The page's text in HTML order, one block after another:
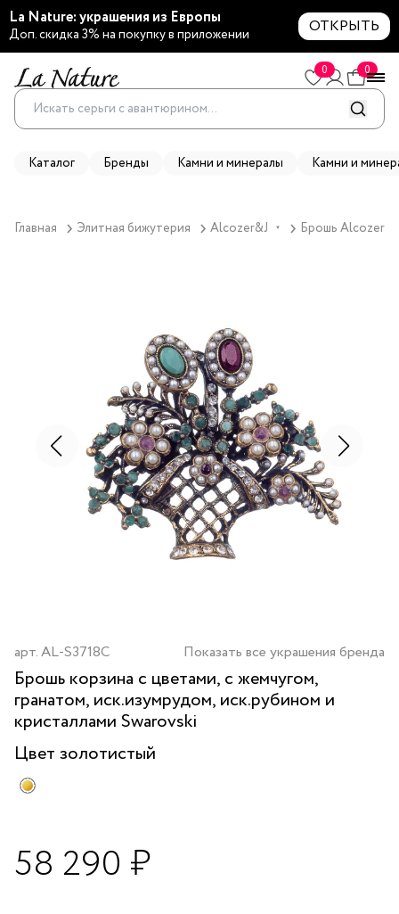
La Nature: украшения из Европы
Доп. скидка 3% на покупку в приложении ОТКРЫТЬ
0 0
Каталог Бренды Камни и минералы Камни и
Главная Элитная бижутерия Alcozer&J ▼ Брошь
арт.AL-S3718C Показать все украшения бренда
Брошь корзина с цветами, с жемчугом,
гранатом, иск.изумрудом, иск.рубином и
кристаллами Swarovski
Цвет золотистый
58 290 ₽